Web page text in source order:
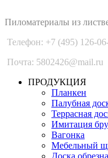
Пиломатериалы из
Телефон: +7 (495) 126-
Почта: 5802426@mail.ru
ПРОДУКЦИЯ
Планкен
Палубная
Террасная
Имитация
Вагонка
Мебельный
Доска